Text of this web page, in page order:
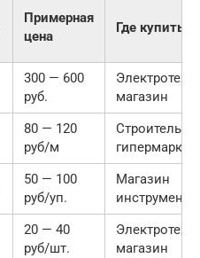
Примерная
цена
Где купить
300 — 600
руб.
магазин
80 — 120
руб/м
гипермаркет
50 — 100
руб/уп.
Магазин
20 — 40
руб/шт.
магазин